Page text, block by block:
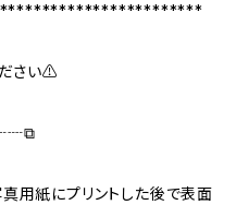
さい⚠
用紙にプリントした後で表面